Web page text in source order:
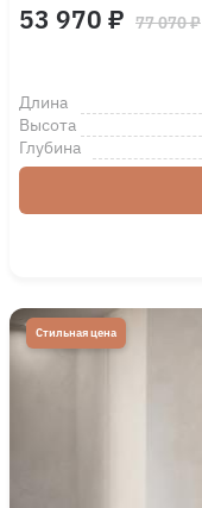
53 970 ₽ 77 070 ₽
Длина
Высота
Глубина
Стильная цена